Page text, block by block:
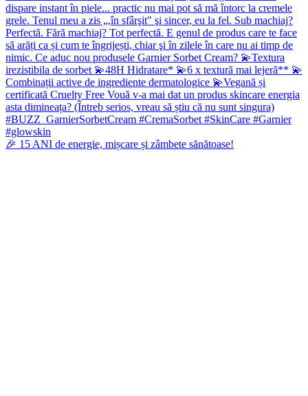
🎉 15 ANI de energie, mișcare și zâmbete sănătoase!